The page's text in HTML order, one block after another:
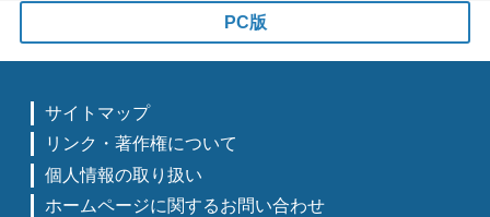
PC版
サイトマップ
リンク・著作権について
個人情報の取り扱い
ホームページに関するお問い合わせ